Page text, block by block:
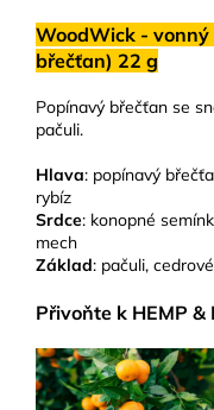
WoodWick - vonný
břečťan) 22 g
Popínavý břečťan se
pačuli.
Hlava: popínavý
rybíz
Srdce: konopné
mech
Základ: pačuli,
Přivoňte k HEMP &